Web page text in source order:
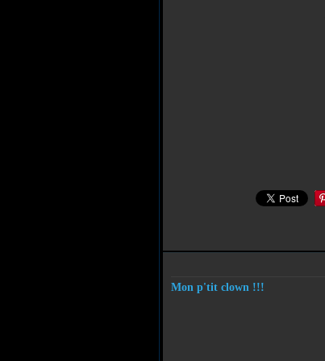
Mon p'tit clown !!!